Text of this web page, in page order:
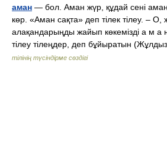
аман — бол. Аман жүр, құдай сені
көр. «Аман сақта» деп тілек тілеу. – О,
алақандарыңды жайып көкемізді а м а
тілеу тілеңдер, деп бұйыратын
тілінің түсіндірме сөздігі